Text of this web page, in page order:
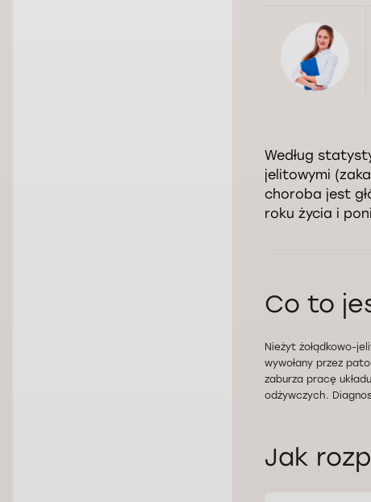
Według
jelitowymi
choroba jest
roku życia i
Co to
Nieżyt żołądkowo-
wywołany przez
zaburza pracę
odżywczych.
Jak